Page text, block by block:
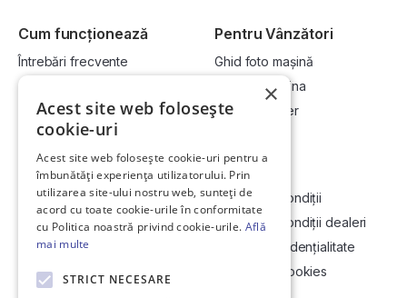
Cum funcționează
Întrebări frecvente
Cum vând la licitație?
Pentru Vânzători
Ghid foto mașină
Vinde-ți mașina
Devino dealer
Link-uri utile
Informații utile vizionare
Contact
Soluționarea Online a litigiilor
ANCP
Compania
Termeni și condiții
Termeni și condiții dealeri
Politică confidențialitate
Politica de cookies
×
Acest site web folosește
cookie-uri
Acest site web folosește cookie-uri pentru a
îmbunătăți experiența utilizatorului. Prin
utilizarea site-ului nostru web, sunteți de
acord cu toate cookie-urile în conformitate
cu Politica noastră privind cookie-urile. Află
mai multe
STRICT NECESARE